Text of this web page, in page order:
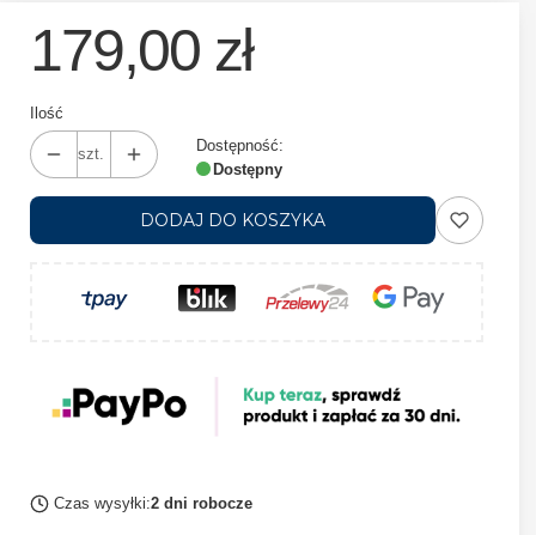
179,00 zł
Ilość
szt.
Dostępność:
Dostępny
DODAJ DO KOSZYKA
Czas wysyłki:2 dni robocze